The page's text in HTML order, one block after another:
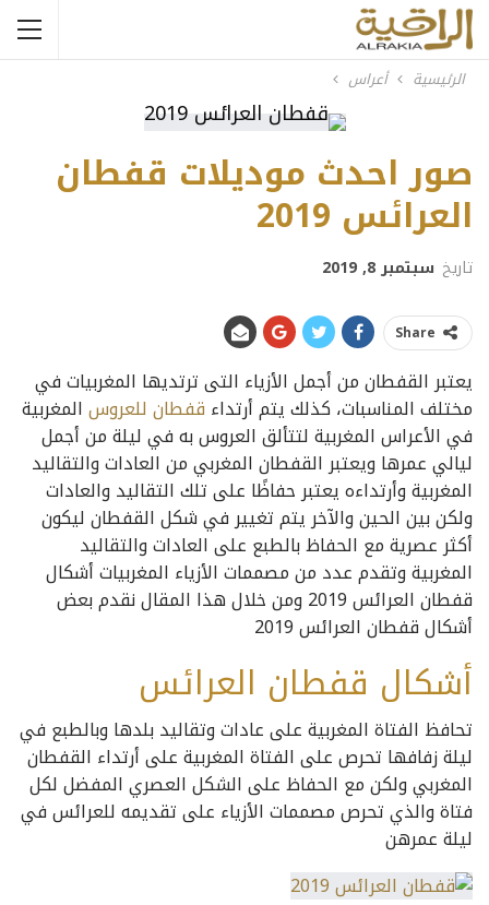
الرئيسية أعراس
صور احدث موديلات قفطان
العرائس 2019
تاريخ سبتمبر 8, 2019
Share
يعتبر القفطان من أجمل الأزياء التى ترتديها المغربيات في
مختلف المناسبات، كذلك يتم أرتداء قفطان للعروسالمغربية
في الأعراس المغربية لتتألق العروس به في ليلة من أجمل
ليالي عمرها ويعتبر القفطان المغربي من العادات والتقاليد
المغربية وأرتداءه يعتبر حفاظًا على تلك التقاليد والعادات
ولكن بين الحين والآخر يتم تغيير في شكل القفطان ليكون
أكثر عصرية مع الحفاظ بالطبع على العادات والتقاليد
المغربية وتقدم عدد من مصممات الأزياء المغربيات أشكال
قفطان العرائس 2019 ومن خلال هذا المقال نقدم بعض
أشكال قفطان العرائس 2019
أشكال قفطان العرائس
تحافظ الفتاة المغربية على عادات وتقاليد بلدها وبالطبع في
ليلة زفافها تحرص على الفتاة المغربية على أرتداء القفطان
المغربي ولكن مع الحفاظ على الشكل العصري المفضل لكل
فتاة والذي تحرص مصممات الأزياء على تقديمه للعرائس في
ليلة عمرهن